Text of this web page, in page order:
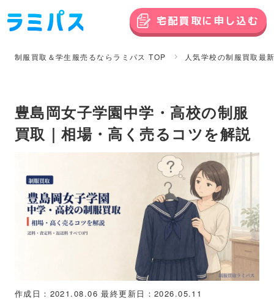
宅配買取に申し込む
制服買取＆学生服売るならラミパス TOP 人気学校の制服買取最
豊島岡女子学園中学・高校の制服
買取｜相場・高く売るコツを解説
作成日：2021.08.06 最終更新日：2026.05.11